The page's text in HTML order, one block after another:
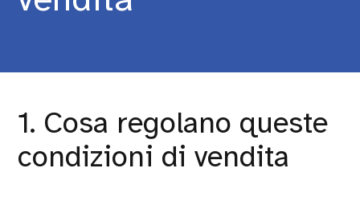
1. Cosa regolano queste
condizioni di vendita